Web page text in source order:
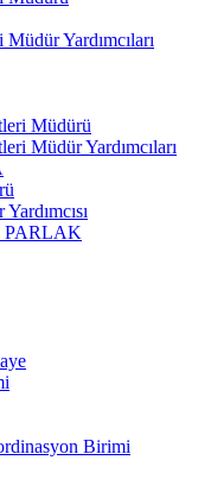
Yardımcıları
Müdürü
Müdür Yardımcıları
PARLAK
Birimi